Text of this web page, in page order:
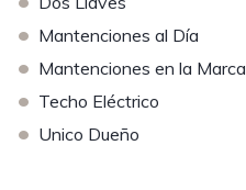
• Mantenciones al Día
• Mantenciones en la Marca
• Techo Eléctrico
• Unico Dueño